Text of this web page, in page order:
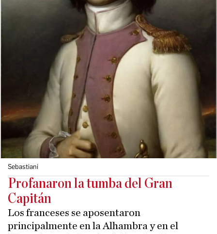
Sebastiani
Profanaron la tumba del Gran
Capitán
Los franceses se aposentaron
principalmente en la Alhambra y en el